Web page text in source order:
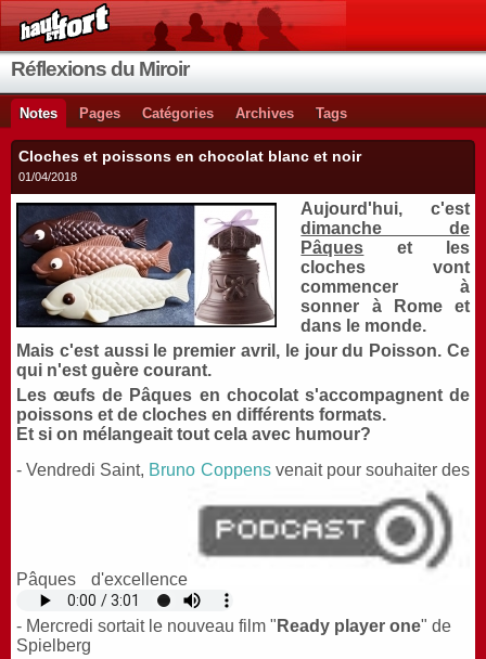
Réflexions du Miroir
Notes Pages Catégories Archives Tags
Cloches et poissons en chocolat blanc et noir
01/04/2018
Aujourd'hui, c'est
dimanche de
Pâques et les
cloches vont
commencer à
sonner à Rome et
dans le monde.
Mais c'est aussi le premier avril, le jour du Poisson. Ce
qui n'est guère courant.
Les œufs de Pâques en chocolat s'accompagnent de
poissons et de cloches en différents formats.
Et si on mélangeait tout cela avec humour?
- Vendredi Saint, Bruno Coppensvenait pour souhaiter des
Pâques d'excellence
- Mercredi sortait le nouveau film " Ready player one" de
Spielberg